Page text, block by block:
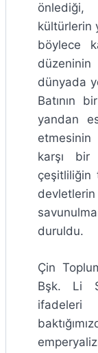
kültürlerin
böylece
düzeninin
dünyada
Batının
yandan
karşı
çeşitliliğin
duruldu.
Çin
Bşk. Li